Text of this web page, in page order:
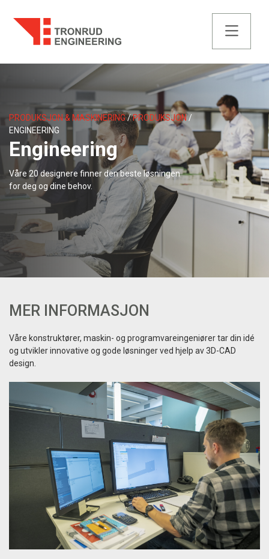
PRODUKSJON & MASKINERING
PRODUKSJON
ENGINEERING
Engineering
Våre 20 designere finner den beste løsningen
for deg og dine behov.
MER INFORMASJON
Våre konstruktører, maskin- og programvareingeniører tar din idé
og utvikler innovative og gode løsninger ved hjelp av 3D-CAD
design.